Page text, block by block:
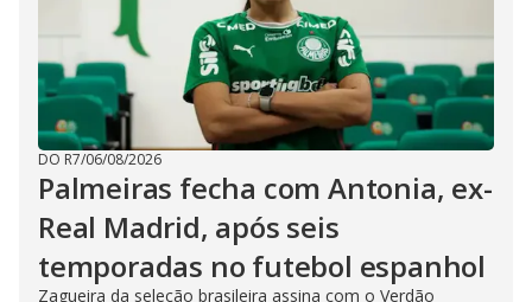
DO R7/06/08/2026
Palmeiras fecha com Antonia, ex-
Real Madrid, após seis
temporadas no futebol espanhol
Zagueira da seleção brasileira assina com o Verdão